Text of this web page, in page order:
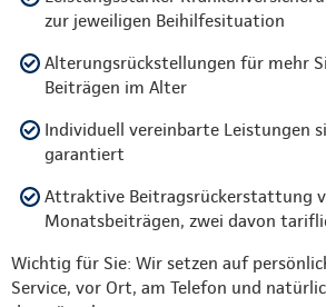
zur jeweiligen Beihilfesituation
Alterungsrückstellungen für mehr
Beiträgen im Alter
Individuell vereinbarte Leistungen
garantiert
Attraktive Beitragsrückerstattung
Monatsbeiträgen, zwei davon
Wichtig für Sie: Wir setzen auf
Service, vor Ort, am Telefon und